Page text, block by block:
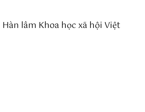
lâm Khoa học xã hội Việt